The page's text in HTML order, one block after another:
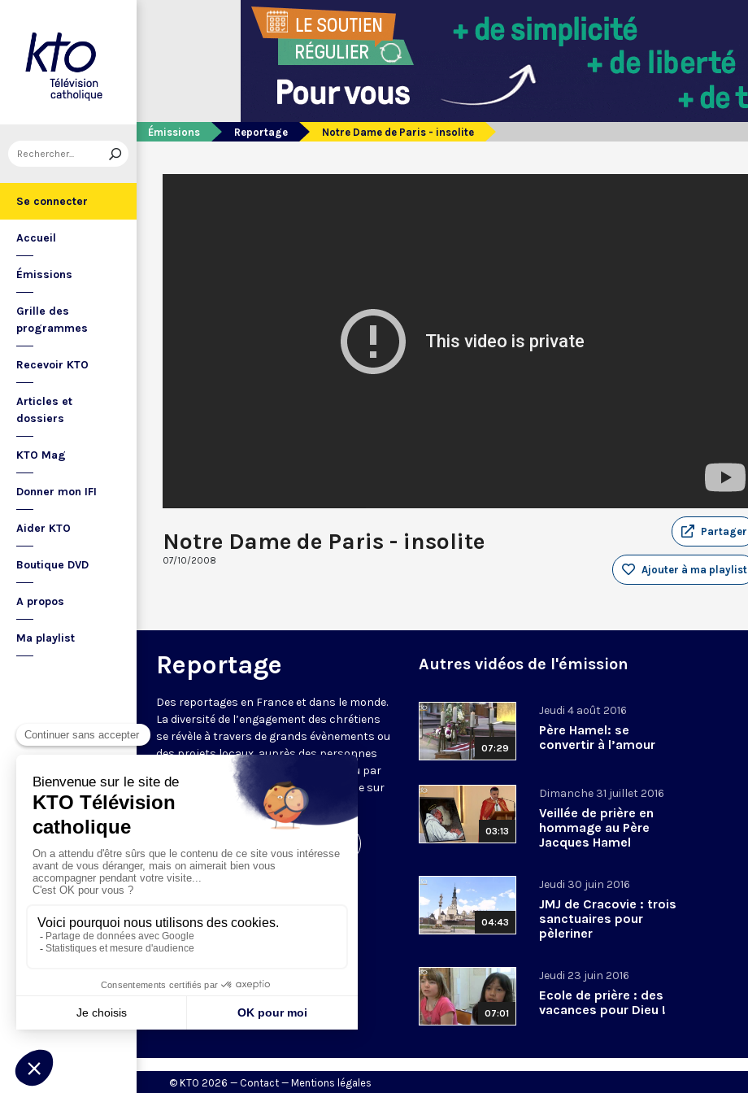
Se connecter
Accueil
Émissions
Grille des
programmes
Recevoir KTO
Articles et
dossiers
KTO Mag
Donner mon IFI
Aider KTO
Boutique DVD
A propos
Ma playlist
Émissions Reportage Notre Dame de Paris - insolite
Notre Dame de Paris - insolite
07/10/2008
Partager
Ajouter à ma playlist
Reportage
Des reportages en France et dans le monde.
La diversité de l’engagement des chrétiens
se révèle à travers de grands évènements ou
des projets locaux, auprès des personnes
fragiles, au service du Bien commun ou par
l’évangélisation. Un regard d’espérance sur
le monde.
Autres vidéos de l'émission
07:29
Jeudi 4 août 2016
Père Hamel: se
convertir à l’amour
03:13
Dimanche 31 juillet 2016
Veillée de prière en
hommage au Père
Jacques Hamel
04:43
Jeudi 30 juin 2016
JMJ de Cracovie : trois
sanctuaires pour
pèleriner
07:01
Jeudi 23 juin 2016
Ecole de prière : des
vacances pour Dieu !
© KTO 2026 — Contact — Mentions légales